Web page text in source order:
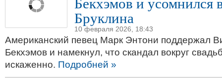
Бруклина
10 февраля 2026, 18:43
Американский певец Марк Энтони поддержал
Бекхэмов и намекнул, что скандал вокруг
искаженно. Подробней »